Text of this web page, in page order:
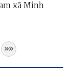
xã Minh
»»